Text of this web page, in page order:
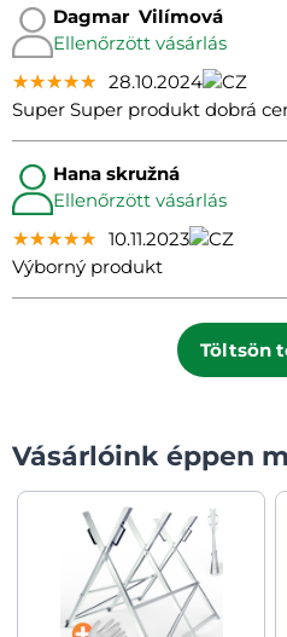
Dagmar Vilímová
Ellenőrzött vásárlás
★★★★★
★★★★★
★★★★★ 28.10.2024
Super Super produkt dobrá
Hana skružná
Ellenőrzött vásárlás
★★★★★
★★★★★
★★★★★ 10.11.2023
Výborný produkt
Töltsön
Vásárlóink éppen